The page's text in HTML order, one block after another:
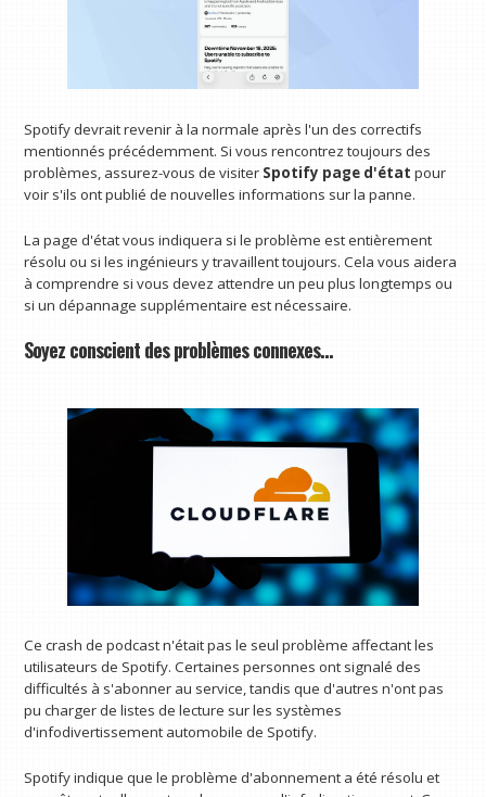
Spotify devrait revenir à la normale après l'un des correctifs
mentionnés précédemment. Si vous rencontrez toujours des
problèmes, assurez-vous de visiter Spotify page d'état pour
voir s'ils ont publié de nouvelles informations sur la panne.
La page d'état vous indiquera si le problème est entièrement
résolu ou si les ingénieurs y travaillent toujours. Cela vous aidera
à comprendre si vous devez attendre un peu plus longtemps ou
si un dépannage supplémentaire est nécessaire.
Soyez conscient des problèmes connexes…
Ce crash de podcast n'était pas le seul problème affectant les
utilisateurs de Spotify. Certaines personnes ont signalé des
difficultés à s'abonner au service, tandis que d'autres n'ont pas
pu charger de listes de lecture sur les systèmes
d'infodivertissement automobile de Spotify.
Spotify indique que le problème d'abonnement a été résolu et